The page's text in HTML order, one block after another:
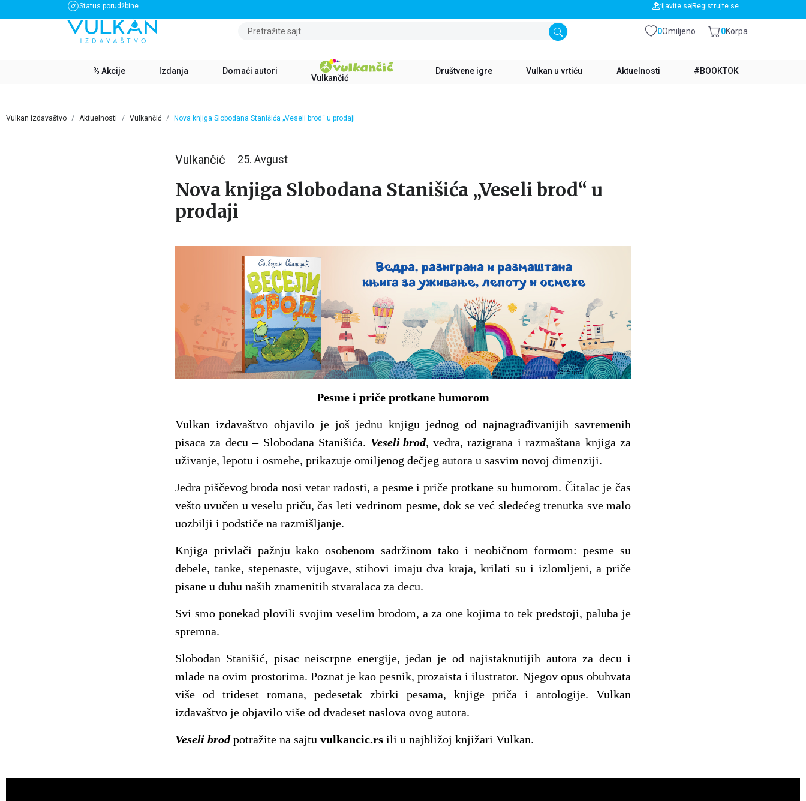
Status porudžbine
BESPLATNA DOSTAVA ZA IZNOS PREKO 3500 RSD BESPLATNA DOSTAVA ZA IZNOS PREKO 3500 RSD
Prijavite se Registrujte se
Pretražite sajt Omiljeno
0 Korpa
0
% Akcije Izdanja Domaći autori
Vulkančić
Društvene igre Vulkan u vrtiću Aktuelnosti #BOOKTOK
Vulkan izdavaštvo Aktuelnosti Vulkančić Nova knjiga Slobodana Stanišića „Veseli brod“ u prodaji
Vulkančić 25. Avgust
Nova knjiga Slobodana Stanišića „Veseli brod“ u
prodaji
Pesme i priče protkane humorom
Vulkan izdavaštvo objavilo je još jednu knjigu jednog od najnagrađivanijih savremenih
pisaca za decu – Slobodana Stanišića. Veseli brod, vedra, razigrana i razmaštana knjiga za
uživanje, lepotu i osmehe, prikazuje omiljenog dečjeg autora u sasvim novoj dimenziji.
Jedra piščevog broda nosi vetar radosti, a pesme i priče protkane su humorom. Čitalac je čas
vešto uvučen u veselu priču, čas leti vedrinom pesme, dok se već sledećeg trenutka sve malo
uozbilji i podstiče na razmišljanje.
Knjiga privlači pažnju kako osobenom sadržinom tako i neobičnom formom: pesme su
debele, tanke, stepenaste, vijugave, stihovi imaju dva kraja, krilati su i izlomljeni, a priče
pisane u duhu naših znamenitih stvaralaca za decu.
Svi smo ponekad plovili svojim veselim brodom, a za one kojima to tek predstoji, paluba je
spremna.
Slobodan Stanišić, pisac neiscrpne energije, jedan je od najistaknutijih autora za decu i
mlade na ovim prostorima. Poznat je kao pesnik, prozaista i ilustrator. Njegov opus obuhvata
više od trideset romana, pedesetak zbirki pesama, knjige priča i antologije. Vulkan
izdavaštvo je objavilo više od dvadeset naslova ovog autora.
Veseli brod potražite na sajtu vulkancic.rs ili u najbližoj knjižari Vulkan.